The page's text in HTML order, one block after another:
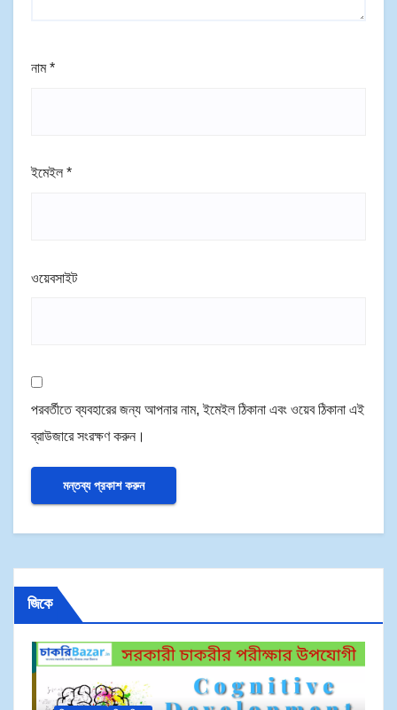
নাম*
ইমেইল *
ওয়েবসাইট
পরবর্তীতে ব্যবহারের জন্য আপনার নাম, ইমেইল ঠিকানা এবং ওয়েব ঠিকানা এই
ব্রাউজারে সংরক্ষণ করুন।
জিকে